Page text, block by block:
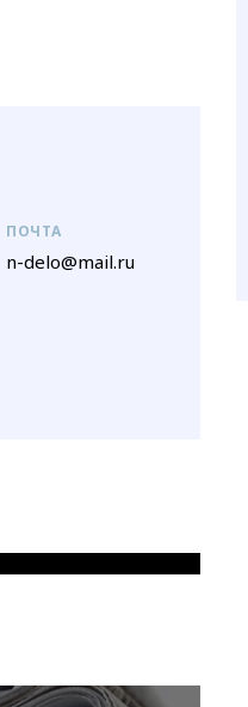
ПОЧТА
n-delo@mail.ru